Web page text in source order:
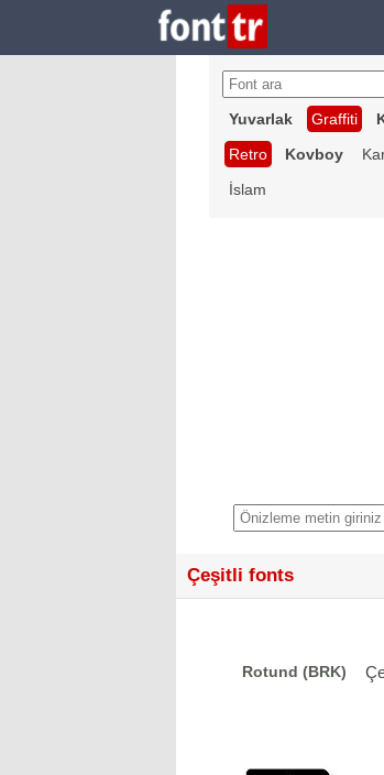
Yuvarlak
Graffiti
Retro
Kovboy
İslam
Çeşitli fonts
Rotund (BRK)